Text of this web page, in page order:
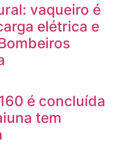
vaqueiro é
elétrica e
é concluída
tem